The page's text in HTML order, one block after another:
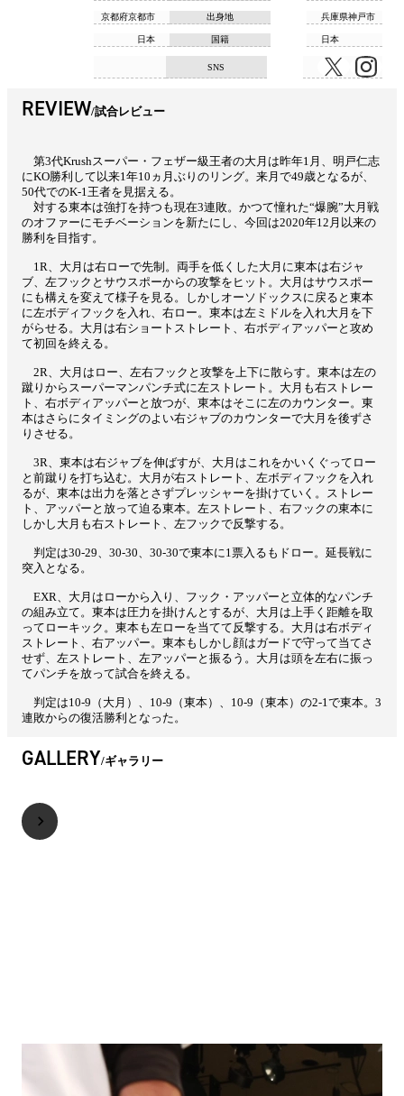
出身地
京都府京都市 兵庫県神戸市
国籍
日本 日本
SNS
REVIEW 試合レビュー
第3代Krushスーパー・フェザー級王者の大月は昨年1月、明戸仁志
にKO勝利して以来1年10ヵ月ぶりのリング。来月で49歳となるが、
50代でのK-1王者を見据える。
対する東本は強打を持つも現在3連敗。かつて憧れた“爆腕”大月戦
のオファーにモチベーションを新たにし、今回は2020年12月以来の
勝利を目指す。
1R、大月は右ローで先制。両手を低くした大月に東本は右ジャ
ブ、左フックとサウスポーからの攻撃をヒット。大月はサウスポー
にも構えを変えて様子を見る。しかしオーソドックスに戻ると東本
に左ボディフックを入れ、右ロー。東本は左ミドルを入れ大月を下
がらせる。大月は右ショートストレート、右ボディアッパーと攻め
て初回を終える。
2R、大月はロー、左右フックと攻撃を上下に散らす。東本は左の
蹴りからスーパーマンパンチ式に左ストレート。大月も右ストレー
ト、右ボディアッパーと放つが、東本はそこに左のカウンター。東
本はさらにタイミングのよい右ジャブのカウンターで大月を後ずさ
りさせる。
3R、東本は右ジャブを伸ばすが、大月はこれをかいくぐってロー
と前蹴りを打ち込む。大月が右ストレート、左ボディフックを入れ
るが、東本は出力を落とさずプレッシャーを掛けていく。ストレー
ト、アッパーと放って迫る東本。左ストレート、右フックの東本に
しかし大月も右ストレート、左フックで反撃する。
判定は30-29、30-30、30-30で東本に1票入るもドロー。延長戦に
突入となる。
EXR、大月はローから入り、フック・アッパーと立体的なパンチ
の組み立て。東本は圧力を掛けんとするが、大月は上手く距離を取
ってローキック。東本も左ローを当てて反撃する。大月は右ボディ
ストレート、右アッパー。東本もしかし顔はガードで守って当てさ
せず、左ストレート、左アッパーと振るう。大月は頭を左右に振っ
てパンチを放って試合を終える。
判定は10-9（大月）、10-9（東本）、10-9（東本）の2-1で東本。3
連敗からの復活勝利となった。
GALLERY ギャラリー